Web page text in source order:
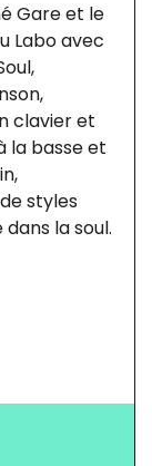
Gare et le
Labo avec
clavier et
la basse et
styles
la soul.